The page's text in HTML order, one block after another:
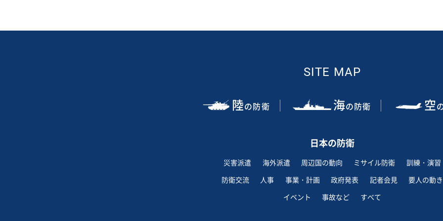
SITE MAP
陸の防衛 海の防衛 空
日本の防衛
災害派遣 海外派遣 周辺国の動向 ミサイル防衛
訓練・演習
防衛交流
人事 事業・計画 政府発表 記者会見
要人の動き
イベント
事故など すべて